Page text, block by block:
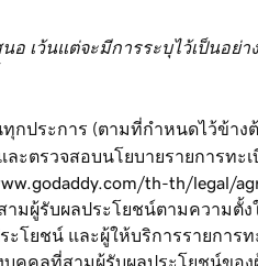
เว้นแต่จะมีการระบุไว้เป็นอ
ประการ (ตามที่กำหนดไว้ข้า
ะตรวจสอบนโยบายรายการ
th-th/legal/
มผู้รับผลประโยชน์ตามความ
ยชน์ และผู้ให้บริการรายกา
คคลที่สามผู้รับผลประโยชน์ขอ